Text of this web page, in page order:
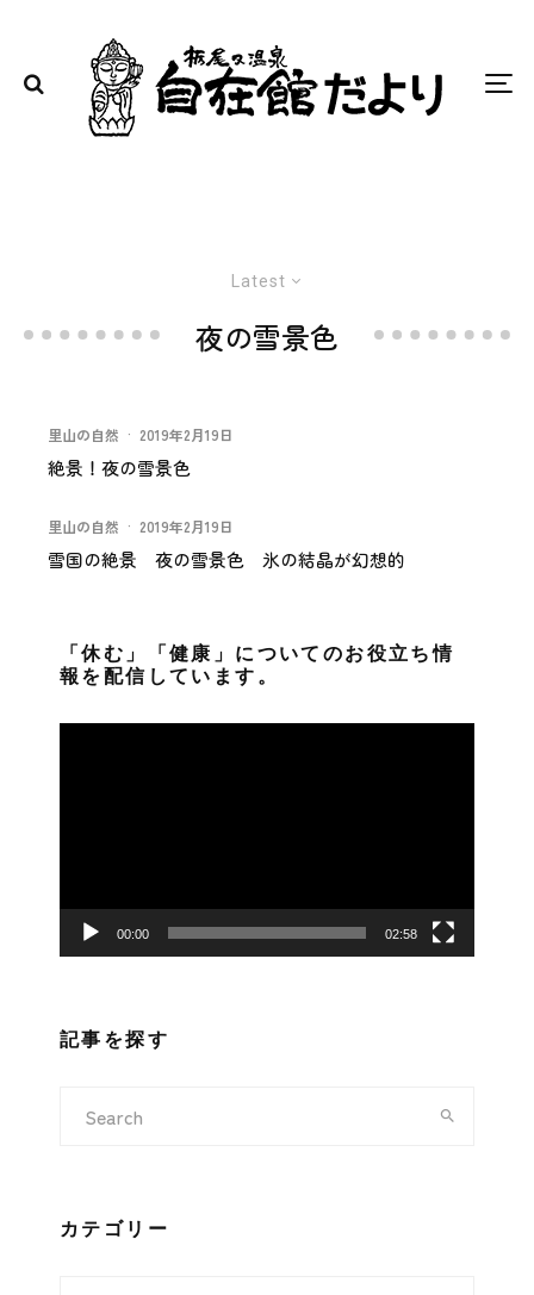
Latest
夜の雪景色
里山の自然 · 2019年2月19日
絶景！夜の雪景色
里山の自然 · 2019年2月19日
雪国の絶景 夜の雪景色 氷の結晶が幻想的
「休む」「健康」についてのお役立ち情
報を配信しています。
ー
00:00 02:58
記事を探す
カテゴリー